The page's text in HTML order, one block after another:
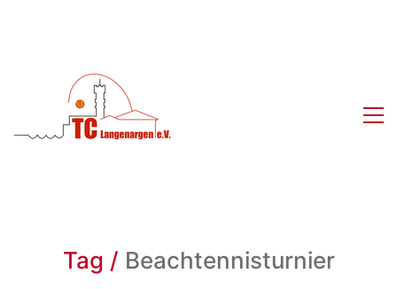
Tag / Beachtennisturnier